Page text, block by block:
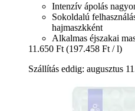
Intenzív ápolás
Sokoldalú
hajmaszkként
Alkalmas éjszakai
11.650 Ft (197.458 Ft / l)
Szállítás eddig: augusztus